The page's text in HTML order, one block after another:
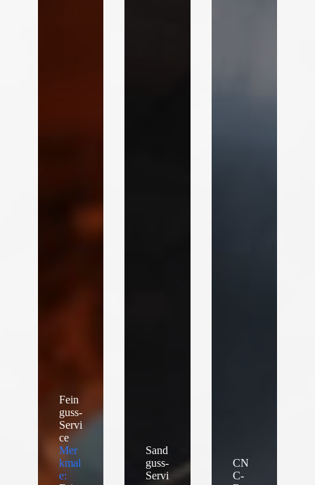
Fein
guss-
Servi
ce
Mer
kmal
e:
Sand
guss-
Servi
CN
C-